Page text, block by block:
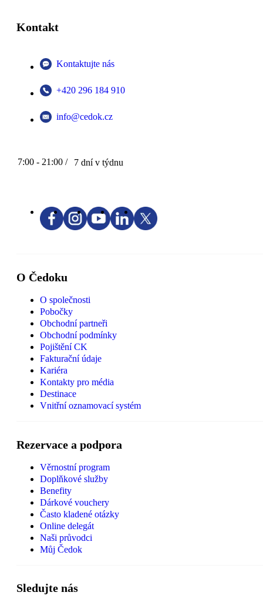
Kontakt
Kontaktujte nás
+420 296 184 910
info@cedok.cz
7:00 - 21:00 / 7 dní v týdnu
O Čedoku
O společnosti
Pobočky
Obchodní partneři
Obchodní podmínky
Pojištění CK
Fakturační údaje
Kariéra
Kontakty pro média
Destinace
Vnitřní oznamovací systém
Rezervace a podpora
Věrnostní program
Doplňkové služby
Benefity
Dárkové vouchery
Často kladené otázky
Online delegát
Naši průvodci
Můj Čedok
Sledujte nás